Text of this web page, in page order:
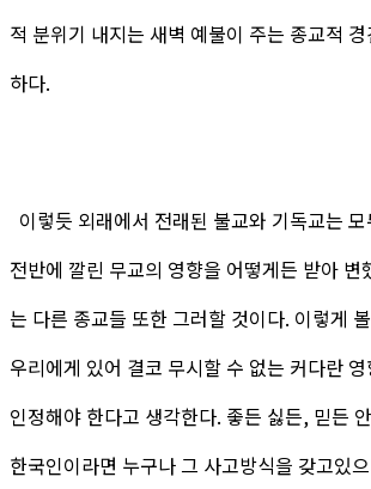
적 분위기 내지는 새벽 예불이 주는 종교적
하다.
이렇듯 외래에서 전래된 불교와 기독교는
전반에 깔린 무교의 영향을 어떻게든 받아 변
는 다른 종교들 또한 그러할 것이다. 이렇게
우리에게 있어 결코 무시할 수 없는 커다란
인정해야 한다고 생각한다. 좋든 싫든, 믿든
한국인이라면 누구나 그 사고방식을 갖고있